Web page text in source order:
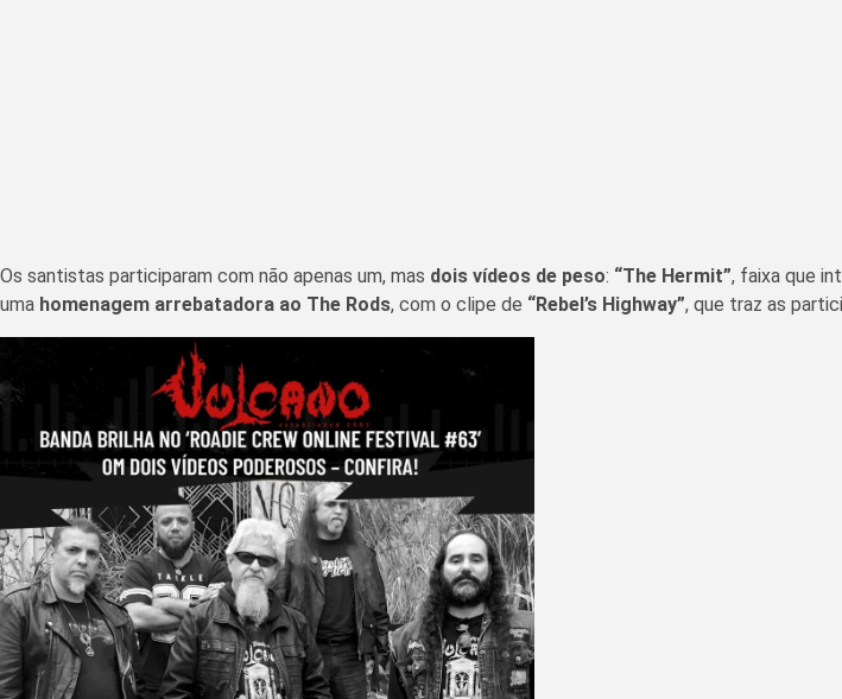
Os santistas participaram com não apenas um, mas dois vídeos de peso: “The Hermit”, faixa que
uma homenagem arrebatadora ao The Rods, com o clipe de “Rebel’s Highway”, que traz as